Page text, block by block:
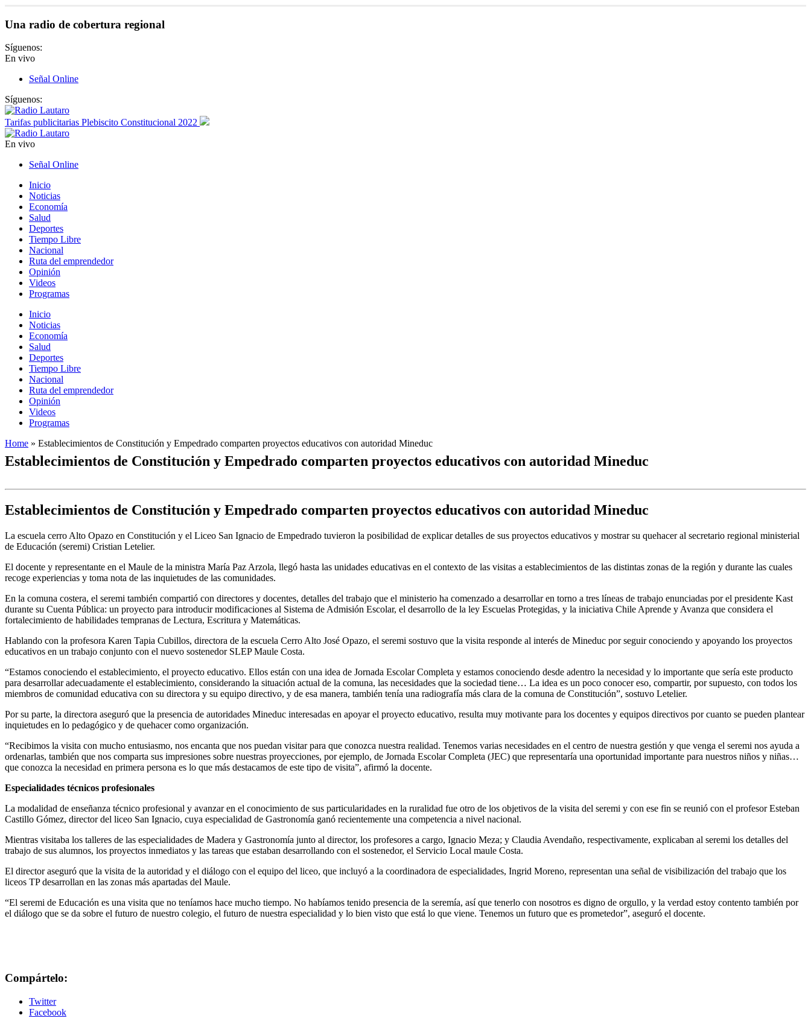
Una radio de cobertura regional
Síguenos:
En vivo
Señal Online
Síguenos:
Tarifas publicitarias Plebiscito Constitucional 2022
En vivo
Señal Online
Inicio
Noticias
Economía
Salud
Deportes
Tiempo Libre
Nacional
Ruta del emprendedor
Opinión
Videos
Programas
Inicio
Noticias
Economía
Salud
Deportes
Tiempo Libre
Nacional
Ruta del emprendedor
Opinión
Videos
Programas
Home » Establecimientos de Constitución y Empedrado comparten proyectos educativos con autoridad Mineduc
Establecimientos de Constitución y Empedrado comparten proyectos educativos con autoridad Mineduc
Establecimientos de Constitución y Empedrado comparten proyectos educativos con autoridad Mineduc
La escuela cerro Alto Opazo en Constitución y el Liceo San Ignacio de Empedrado tuvieron la posibilidad de explicar detalles de sus proyectos educativos y mostrar su quehacer al secretario regional ministerial
de Educación (seremi) Cristian Letelier.
El docente y representante en el Maule de la ministra María Paz Arzola, llegó hasta las unidades educativas en el contexto de las visitas a establecimientos de las distintas zonas de la región y durante las cuales
recoge experiencias y toma nota de las inquietudes de las comunidades.
En la comuna costera, el seremi también compartió con directores y docentes, detalles del trabajo que el ministerio ha comenzado a desarrollar en torno a tres líneas de trabajo enunciadas por el presidente Kast
durante su Cuenta Pública: un proyecto para introducir modificaciones al Sistema de Admisión Escolar, el desarrollo de la ley Escuelas Protegidas, y la iniciativa Chile Aprende y Avanza que considera el
fortalecimiento de habilidades tempranas de Lectura, Escritura y Matemáticas.
Hablando con la profesora Karen Tapia Cubillos, directora de la escuela Cerro Alto José Opazo, el seremi sostuvo que la visita responde al interés de Mineduc por seguir conociendo y apoyando los proyectos
educativos en un trabajo conjunto con el nuevo sostenedor SLEP Maule Costa.
“Estamos conociendo el establecimiento, el proyecto educativo. Ellos están con una idea de Jornada Escolar Completa y estamos conociendo desde adentro la necesidad y lo importante que sería este producto
para desarrollar adecuadamente el establecimiento, considerando la situación actual de la comuna, las necesidades que la sociedad tiene… La idea es un poco conocer eso, compartir, por supuesto, con todos los
miembros de comunidad educativa con su directora y su equipo directivo, y de esa manera, también tenía una radiografía más clara de la comuna de Constitución”, sostuvo Letelier.
Por su parte, la directora aseguró que la presencia de autoridades Mineduc interesadas en apoyar el proyecto educativo, resulta muy motivante para los docentes y equipos directivos por cuanto se pueden plantear
inquietudes en lo pedagógico y de quehacer como organización.
“Recibimos la visita con mucho entusiasmo, nos encanta que nos puedan visitar para que conozca nuestra realidad. Tenemos varias necesidades en el centro de nuestra gestión y que venga el seremi nos ayuda a
ordenarlas, también que nos comparta sus impresiones sobre nuestras proyecciones, por ejemplo, de Jornada Escolar Completa (JEC) que representaría una oportunidad importante para nuestros niños y niñas…
que conozca la necesidad en primera persona es lo que más destacamos de este tipo de visita”, afirmó la docente.
Especialidades técnicos profesionales
La modalidad de enseñanza técnico profesional y avanzar en el conocimiento de sus particularidades en la ruralidad fue otro de los objetivos de la visita del seremi y con ese fin se reunió con el profesor Esteban
Castillo Gómez, director del liceo San Ignacio, cuya especialidad de Gastronomía ganó recientemente una competencia a nivel nacional.
Mientras visitaba los talleres de las especialidades de Madera y Gastronomía junto al director, los profesores a cargo, Ignacio Meza; y Claudia Avendaño, respectivamente, explicaban al seremi los detalles del
trabajo de sus alumnos, los proyectos inmediatos y las tareas que estaban desarrollando con el sostenedor, el Servicio Local maule Costa.
El director aseguró que la visita de la autoridad y el diálogo con el equipo del liceo, que incluyó a la coordinadora de especialidades, Ingrid Moreno, representan una señal de visibilización del trabajo que los
liceos TP desarrollan en las zonas más apartadas del Maule.
“El seremi de Educación es una visita que no teníamos hace mucho tiempo. No habíamos tenido presencia de la seremía, así que tenerlo con nosotros es digno de orgullo, y la verdad estoy contento también por
el diálogo que se da sobre el futuro de nuestro colegio, el futuro de nuestra especialidad y lo bien visto que está lo que viene. Tenemos un futuro que es prometedor”, aseguró el docente.
Compártelo:
Twitter
Facebook